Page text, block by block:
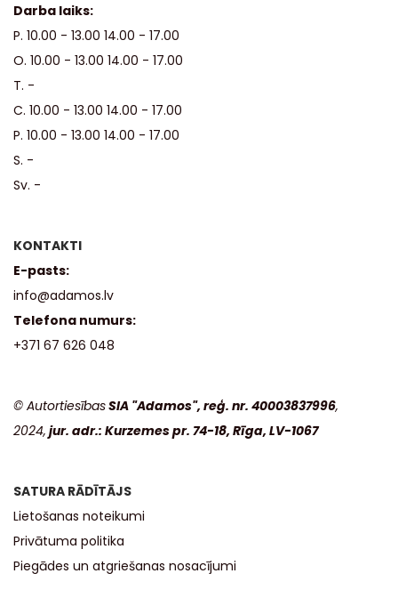
Darba laiks:
P. 10.00 - 13.00 14.00 - 17.00
O. 10.00 - 13.00 14.00 - 17.00
T. -
C. 10.00 - 13.00 14.00 - 17.00
P. 10.00 - 13.00 14.00 - 17.00
S. -
Sv. -
KONTAKTI
E-pasts:
info@adamos.lv
Telefona numurs:
+371 67 626 048
© AutortiesībasSIA "Adamos", reģ. nr. 40003837996,
2024, jur. adr.: Kurzemes pr. 74-18, Rīga, LV-1067
SATURA RĀDĪTĀJS
Lietošanas noteikumi
Privātuma politika
Piegādes un atgriešanas nosacījumi